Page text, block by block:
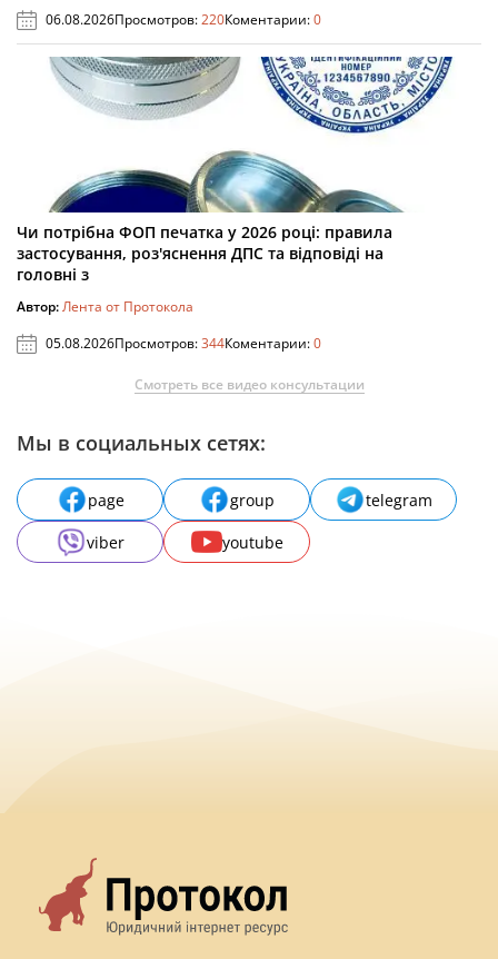
06.08.2026Просмотров:220Коментарии:0
Чи потрібна ФОП печатка у 2026 році: правила
застосування, роз'яснення ДПС та відповіді на
головні з
Автор:Лента от Протокола
05.08.2026Просмотров:344Коментарии:0
Смотреть все видео консультации
Мы в социальных сетях:
page group
telegram
viber
youtube